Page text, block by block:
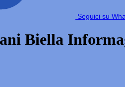
Seguici su